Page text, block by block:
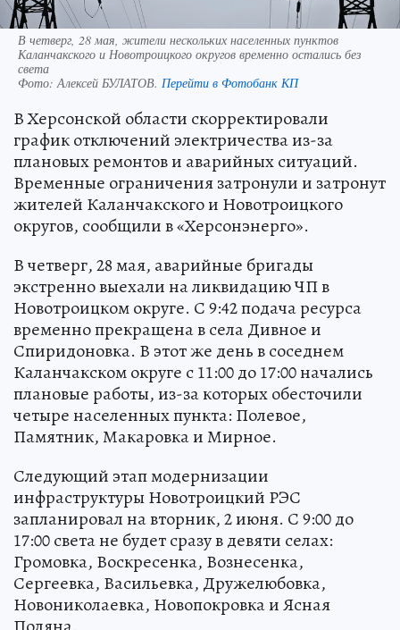
В четверг, 28 мая, жители нескольких населенных пунктов
Каланчакского и Новотроицкого округов временно остались без
света
Фото: Алексей БУЛАТОВ. Перейти в Фотобанк КП
В Херсонской области скорректировали
график отключений электричества из-за
плановых ремонтов и аварийных ситуаций.
Временные ограничения затронули и затронут
жителей Каланчакского и Новотроицкого
округов, сообщили в «Херсонэнерго».
В четверг, 28 мая, аварийные бригады
экстренно выехали на ликвидацию ЧП в
Новотроицком округе. С 9:42 подача ресурса
временно прекращена в села Дивное и
Спиридоновка. В этот же день в соседнем
Каланчакском округе с 11:00 до 17:00 начались
плановые работы, из-за которых обесточили
четыре населенных пункта: Полевое,
Памятник, Макаровка и Мирное.
Следующий этап модернизации
инфраструктуры Новотроицкий РЭС
запланировал на вторник, 2 июня. С 9:00 до
17:00 света не будет сразу в девяти селах:
Громовка, Воскресенка, Вознесенка,
Сергеевка, Васильевка, Дружелюбовка,
Новониколаевка, Новопокровка и Ясная